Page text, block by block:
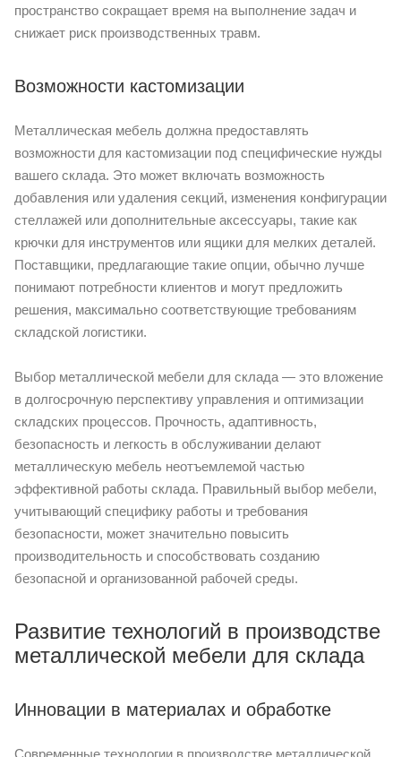
пространство сокращает время на выполнение задач и
снижает риск производственных травм.
Возможности кастомизации
Металлическая мебель должна предоставлять
возможности для кастомизации под специфические нужды
вашего склада. Это может включать возможность
добавления или удаления секций, изменения конфигурации
стеллажей или дополнительные аксессуары, такие как
крючки для инструментов или ящики для мелких деталей.
Поставщики, предлагающие такие опции, обычно лучше
понимают потребности клиентов и могут предложить
решения, максимально соответствующие требованиям
складской логистики.
Выбор металлической мебели для склада — это вложение
в долгосрочную перспективу управления и оптимизации
складских процессов. Прочность, адаптивность,
безопасность и легкость в обслуживании делают
металлическую мебель неотъемлемой частью
эффективной работы склада. Правильный выбор мебели,
учитывающий специфику работы и требования
безопасности, может значительно повысить
производительность и способствовать созданию
безопасной и организованной рабочей среды.
Развитие технологий в производстве
металлической мебели для склада
Инновации в материалах и обработке
Современные технологии в производстве металлической